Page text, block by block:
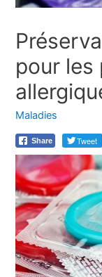
pour les
Maladies
Share Tweet